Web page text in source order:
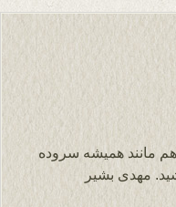
مانند همیشه سروده
مهدی بشیر